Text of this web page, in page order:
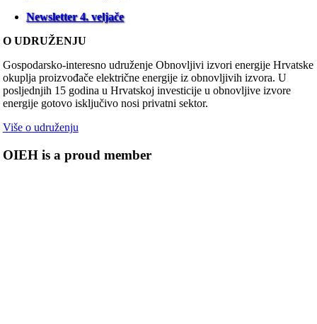
Newsletter 4. veljače
O UDRUŽENJU
Gospodarsko-interesno udruženje Obnovljivi izvori energije Hrvatske
okuplja proizvođače električne energije iz obnovljivih izvora. U
posljednjih 15 godina u Hrvatskoj investicije u obnovljive izvore
energije gotovo isključivo nosi privatni sektor.
Više o udruženju
OIEH is a proud member